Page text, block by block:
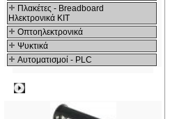
Πλακέτες - Breadboard
Ηλεκτρονικά ΚΙΤ
Οπτοηλεκτρονικά
Ψυκτικά
Αυτοματισμοί - PLC